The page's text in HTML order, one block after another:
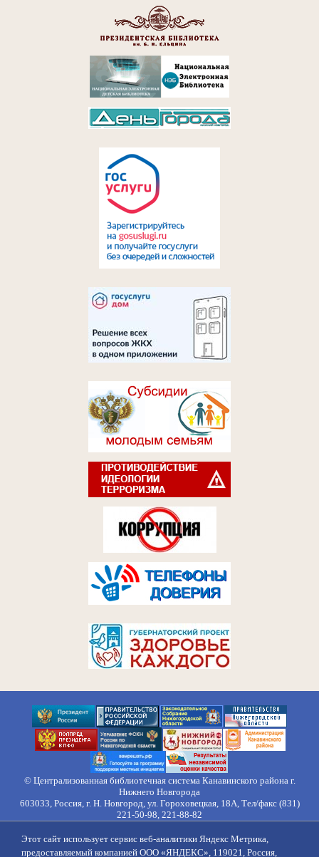
© Централизованная библиотечная система Канавинского района г.
Нижнего Новгорода
603033, Россия, г. Н. Новгород, ул. Гороховецкая, 18А, Тел/факс (831)
221-50-98, 221-88-82
Контакты Противодействие коррупции
Противодействие
Этот сайт использует сервис веб-аналитики Яндекс Метрика,
предоставляемый компанией ООО «ЯНДЕКС», 119021, Россия,